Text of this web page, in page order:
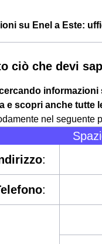
su Enel a Este:
ciò che devi
e scopri anche tutte
nel seguente
:
: